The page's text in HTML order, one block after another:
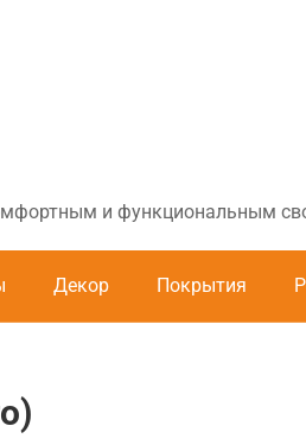
и функциональным
Декор Покрытия